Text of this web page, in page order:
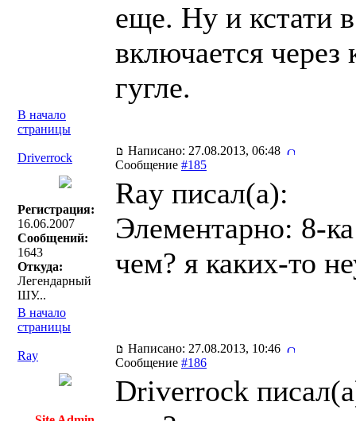
еще. Ну и кстати
включается
гугле.
В начало
страницы
Driverrock
Написано: 27.08.2013, 06:48
Сообщение #185
Регистрация:
16.06.2007
Сообщений:
1643
Откуда:
Легендарный
ШУ...
Ray писал(a):
Элементарно: 8-
чем? я каких-то
В начало
страницы
Ray
Написано: 27.08.2013, 10:46
Сообщение #186
Driverrock